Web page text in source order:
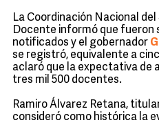
La Coordinación Nacional
Docente informó que fueron
notificados y el gobernador
se registró, equivalente a
aclaró que la expectativa de
tres mil 500 docentes.
Ramiro Álvarez Retana,
consideró como histórica la